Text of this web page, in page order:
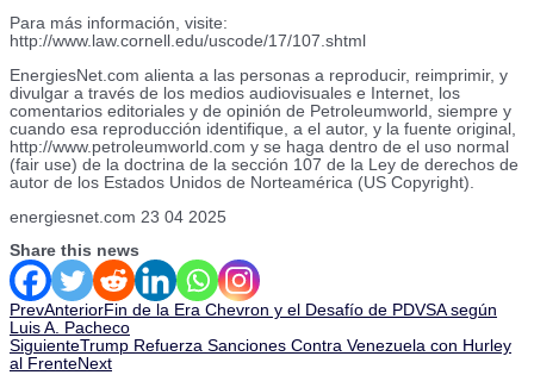
Para más información, visite:
http://www.law.cornell.edu/uscode/17/107.shtml
EnergiesNet.com alienta a las personas a reproducir, reimprimir, y
divulgar a través de los medios audiovisuales e Internet, los
comentarios editoriales y de opinión de Petroleumworld, siempre y
cuando esa reproducción identifique, a el autor, y la fuente original,
http://www.petroleumworld.com y se haga dentro de el uso normal
(fair use) de la doctrina de la sección 107 de la Ley de derechos de
autor de los Estados Unidos de Norteamérica (US Copyright).
energiesnet.com 23 04 2025
Share this news
PrevAnteriorFin de la Era Chevron y el Desafío de PDVSA según
Luis A. Pacheco
SiguienteTrump Refuerza Sanciones Contra Venezuela con Hurley
al FrenteNext